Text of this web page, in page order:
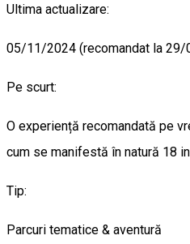
Ultima actualizare:
05/11/2024 (recomandat la
Pe scurt:
O experiență recomandată pe
cum se manifestă în natură 18
Tip:
Parcuri tematice & aventură